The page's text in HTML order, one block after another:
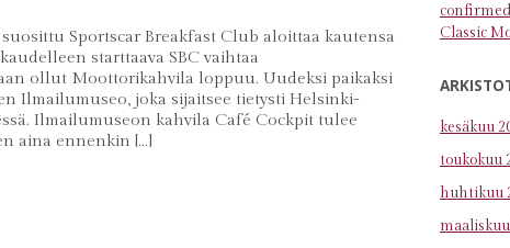
Sportscar Breakfast Club aloittaa kautensa
starttaava SBC vaihtaa
ollut Moottorikahvila loppuu. Uudeksi paikaksi
Ilmailumuseo, joka sijaitsee tietysti Helsinki-
Ilmailumuseon kahvila Café Cockpit tulee
aina ennenkin […]
Classic
kesäkuu
toukokuu
huhtikuu